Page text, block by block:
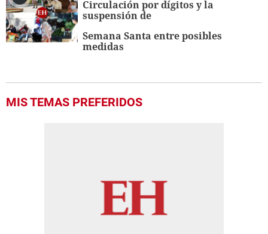
Circulación por dígitos y la
suspensión de
Semana Santa entre posibles
medidas
MIS TEMAS PREFERIDOS